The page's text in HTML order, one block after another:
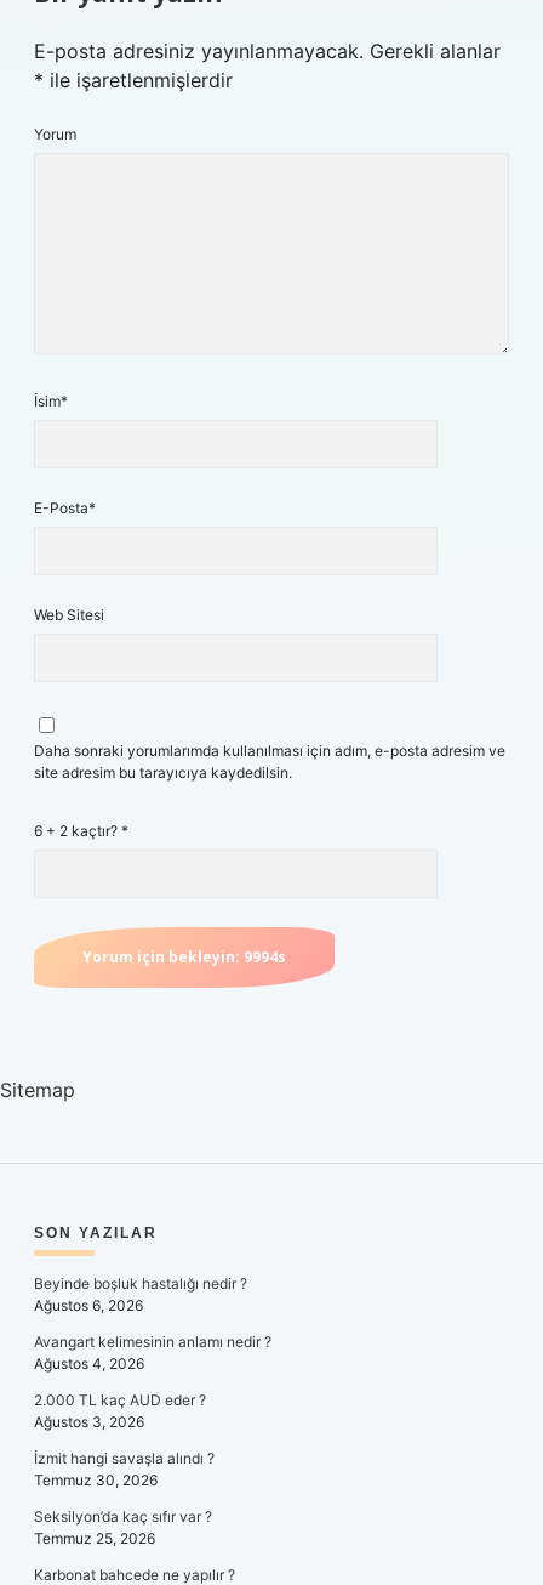
E-posta adresiniz yayınlanmayacak. Gerekli alanlar
* ile işaretlenmişlerdir
Yorum
İsim*
E-Posta*
Web Sitesi
Daha sonraki yorumlarımda kullanılması için adım, e-posta adresim ve
site adresim bu tarayıcıya kaydedilsin.
6 + 2 kaçtır? *
Sitemap
SIDEBAR
SON YAZILAR
Beyinde boşluk hastalığı nedir ?
Ağustos 6, 2026
Avangart kelimesinin anlamı nedir ?
Ağustos 4, 2026
2.000 TL kaç AUD eder ?
Ağustos 3, 2026
İzmit hangi savaşla alındı ?
Temmuz 30, 2026
Seksilyon’da kaç sıfır var ?
Temmuz 25, 2026
Karbonat bahcede ne yapılır ?